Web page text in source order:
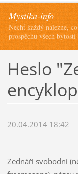
Mystika-info
Nechť každý nalezne,
prospěchu všech
Heslo
20.04.2014 18:42
Zednáři svobodní